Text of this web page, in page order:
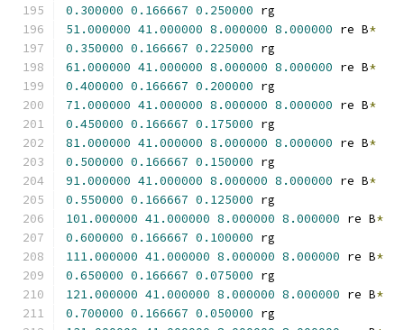
0.300000 0.166667 0.250000 rg
51.000000 41.000000 8.000000 8.000000 re B*
0.350000 0.166667 0.225000 rg
61.000000 41.000000 8.000000 8.000000 re B*
0.400000 0.166667 0.200000 rg
71.000000 41.000000 8.000000 8.000000 re B*
0.450000 0.166667 0.175000 rg
81.000000 41.000000 8.000000 8.000000 re B*
0.500000 0.166667 0.150000 rg
91.000000 41.000000 8.000000 8.000000 re B*
0.550000 0.166667 0.125000 rg
101.000000 41.000000 8.000000 8.000000 re B*
0.600000 0.166667 0.100000 rg
111.000000 41.000000 8.000000 8.000000 re B*
0.650000 0.166667 0.075000 rg
121.000000 41.000000 8.000000 8.000000 re B*
0.700000 0.166667 0.050000 rg